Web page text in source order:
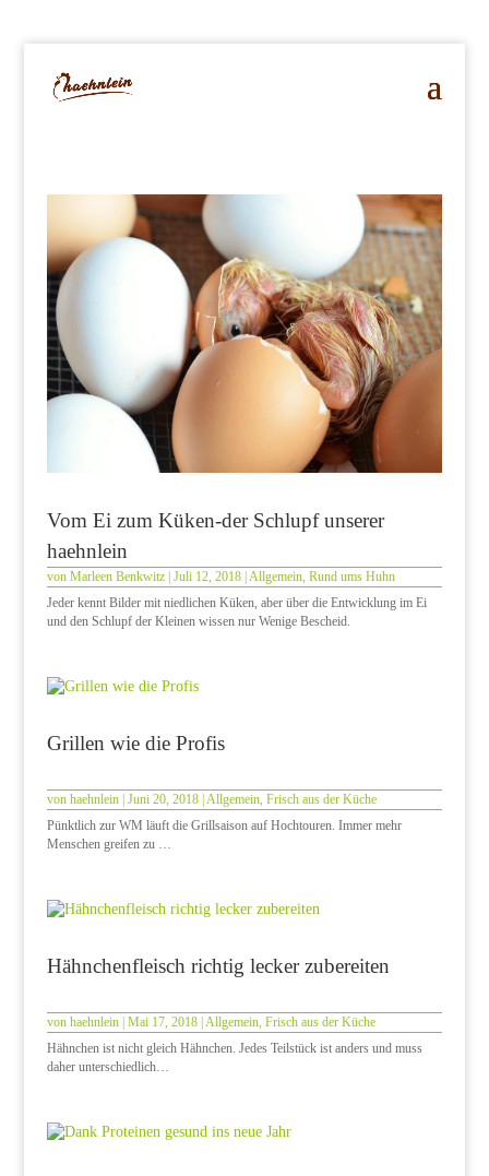
Vom Ei zum Küken-der Schlupf unserer
haehnlein
von Marleen Benkwitz| Juli 12, 2018| Allgemein, Rund ums Huhn
Jeder kennt Bilder mit niedlichen Küken, aber über die Entwicklung im Ei
und den Schlupf der Kleinen wissen nur Wenige Bescheid.
Grillen wie die Profis
von haehnlein| Juni 20, 2018| Allgemein, Frisch aus der Küche
Pünktlich zur WM läuft die Grillsaison auf Hochtouren. Immer mehr
Menschen greifen zu …
Hähnchenfleisch richtig lecker zubereiten
von haehnlein| Mai 17, 2018| Allgemein, Frisch aus der Küche
Hähnchen ist nicht gleich Hähnchen. Jedes Teilstück ist anders und muss
daher unterschiedlich…